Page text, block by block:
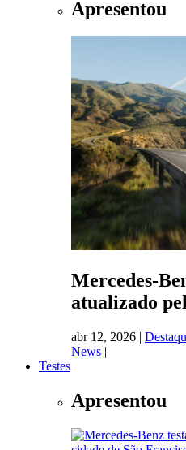
Apresentou
Mercedes-
atualizado
abr 12, 2026 |
News |
Testes
Apresentou